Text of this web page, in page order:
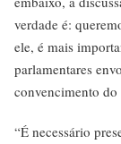
verdade é:
ele, é mais
parlamentares
convencimento
“É necessário